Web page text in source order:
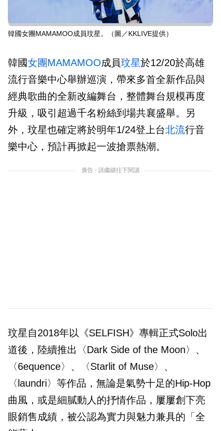
韓國女團MAMAMOO成員玟星。（圖／KKLIVE提供）
韓國女團MAMAMOO成員玟星於12/20於高雄
流行音樂中心舉辦巡演，帶來多首全新作品與
經典歌曲的全新改編舞台，整體舞台規模再度
升級，吸引超過千名粉絲到場共襄盛舉。另
外，玟星也確定將於明年1/24登上台北流行音
樂中心，預計再掀起一波搶票熱潮。
廣告 - 請繼續往下閱讀
玟星自2018年以《SELFISH》專輯正式Solo出
道後，陸續推出〈Dark Side of the Moon〉、
〈6equence〉、〈Starlit of Muse〉、
〈laundri〉等作品，無論是氣勢十足的Hip-Hop
曲風，或是細膩動人的抒情作品，屢屢創下亮
眼銷售成績，被公認為實力與魅力兼具的「全